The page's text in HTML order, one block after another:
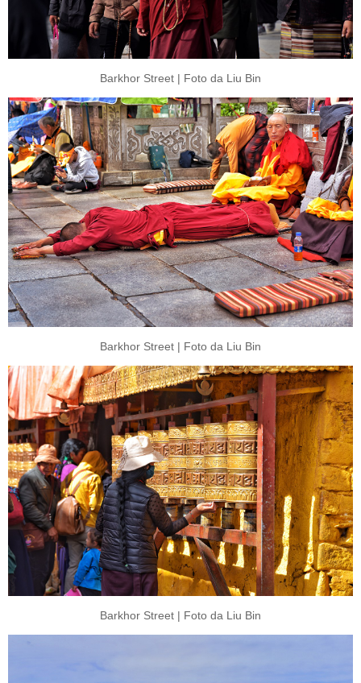
Barkhor Street | Foto da Liu Bin
Barkhor Street | Foto da Liu Bin
Barkhor Street | Foto da Liu Bin